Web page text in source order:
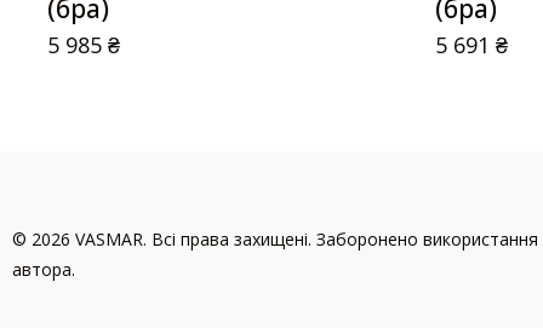
(бра)
5 985₴
(бра)
5 691₴
© 2026 VASMAR. Всі права захищені. Заборонено використання
автора.